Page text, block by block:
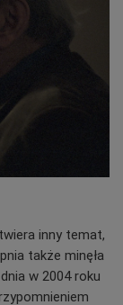
inny temat,
także minęła
w 2004 roku